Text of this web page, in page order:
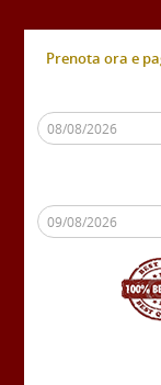
Prenota ora e